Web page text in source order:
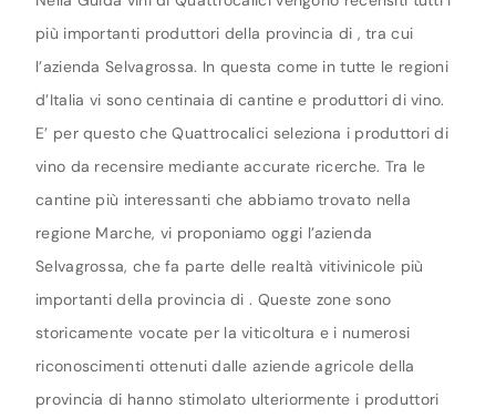
più importanti produttori della provincia di , tra cui
l’azienda Selvagrossa. In questa come in tutte le regioni
d’Italia vi sono centinaia di cantine e produttori di vino.
E’ per questo che Quattrocalici seleziona i produttori di
vino da recensire mediante accurate ricerche. Tra le
cantine più interessanti che abbiamo trovato nella
regione Marche, vi proponiamo oggi l’azienda
Selvagrossa, che fa parte delle realtà vitivinicole più
importanti della provincia di . Queste zone sono
storicamente vocate per la viticoltura e i numerosi
riconoscimenti ottenuti dalle aziende agricole della
provincia di hanno stimolato ulteriormente i produttori